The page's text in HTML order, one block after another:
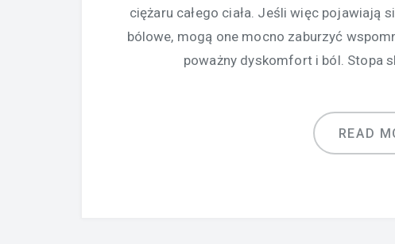
ciężaru całego ciała. Jeśli więc pojawiają
bólowe, mogą one mocno zaburzyć
poważny dyskomfort i ból. Stopa
READ